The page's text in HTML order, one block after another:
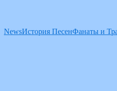
NewsИстория ПесенФанаты и